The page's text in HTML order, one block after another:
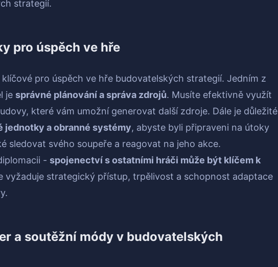
strategií.
pro úspěch ve hře
pro úspěch ve hře budovatelských strategií. Jedním z
je správné plánování a správa zdrojů. Musíte efektivně využít
které vám umožní generovat další zdroje. Dále je důležité
a obranné systémy, abyste byli připraveni na útoky
sledovat svého soupeře a reagovat na jeho akce.
- spojenectví s ostatními hráči může být klíčem k
vyžaduje strategický přístup, trpělivost a schopnost adaptace
a soutěžní módy v budovatelských